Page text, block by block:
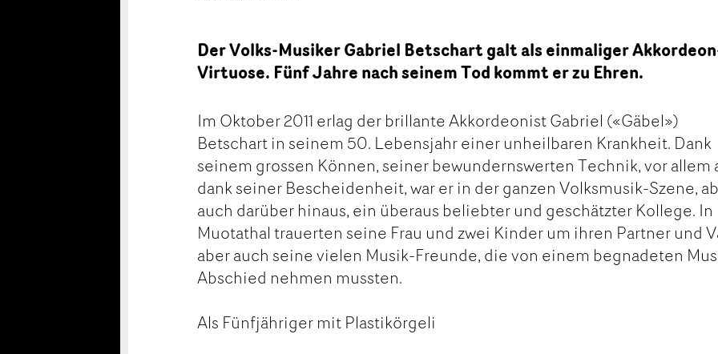
Der Volks-Musiker Gabriel Betschart galt als einmaliger
Virtuose. Fünf Jahre nach seinem Tod kommt er zu Ehren.
Im Oktober 2011 erlag der brillante Akkordeonist Gabriel («Gäbel»)
Betschart in seinem 50. Lebensjahr einer unheilbaren Krankheit. Dank
seinem grossen Können, seiner bewundernswerten Technik, vor allem
dank seiner Bescheidenheit, war er in der ganzen Volksmusik-Szene,
auch darüber hinaus, ein überaus beliebter und geschätzter Kollege. In
Muotathal trauerten seine Frau und zwei Kinder um ihren Partner und
aber auch seine vielen Musik-Freunde, die von einem begnadeten
Abschied nehmen mussten.
Als Fünfjähriger mit Plastikörgeli